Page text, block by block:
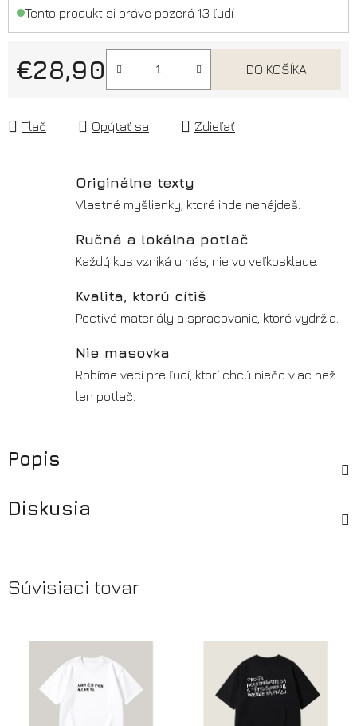
Tento produkt si práve pozerá 13 ľudí
€28,90
Jednotková cena:
DO KOŠÍKA
Tlač Opýtať sa Zdieľať
Originálne texty
Vlastné myšlienky, ktoré inde nenájdeš.
Ručná a lokálna potlač
Každý kus vzniká u nás, nie vo veľkosklade.
Kvalita, ktorú cítiš
Poctivé materiály a spracovanie, ktoré vydržia.
Nie masovka
Robíme veci pre ľudí, ktorí chcú niečo viac než
len potlač.
Popis
Diskusia
Súvisiaci tovar